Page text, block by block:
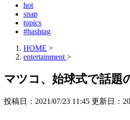
hot
snap
topics
#hashtag
HOME >
entertainment >
マツコ、始球式で話題
投稿日：2021/07/23 11:45 更新日：